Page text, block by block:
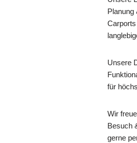
Planung
Unsere
für
Wir
Besuch
gerne